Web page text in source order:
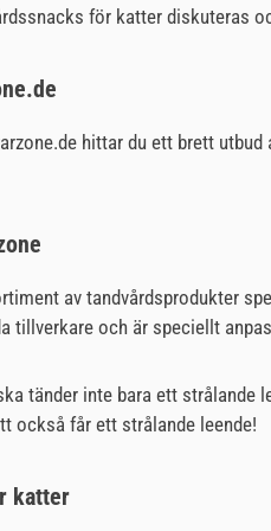
för katter diskuteras
hittar du ett brett
av tandvårdsprodukter
tillverkare och är speciellt
tänder inte bara ett strålande
också får ett strålande leende!
katter